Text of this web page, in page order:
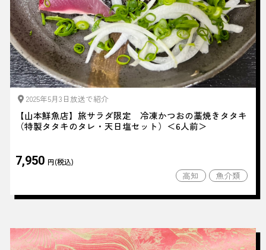
2025年5月3日放送で紹介
【山本鮮魚店】旅サラダ限定 冷凍かつおの藁焼きタタキ
（特製タタキのタレ・天日塩セット）＜6人前＞
7,950 円(税込)
高知 魚介類